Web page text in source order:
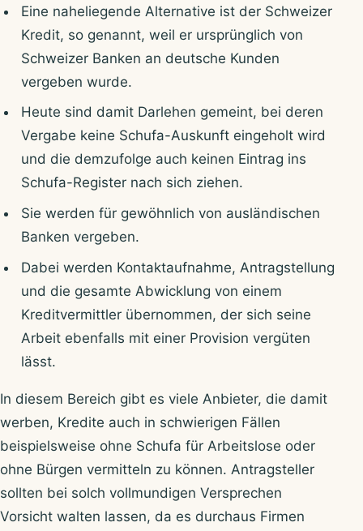
Eine naheliegende Alternative ist der Schweizer
Kredit, so genannt, weil er ursprünglich von
Schweizer Banken an deutsche Kunden
vergeben wurde.
Heute sind damit Darlehen gemeint, bei deren
Vergabe keine Schufa-Auskunft eingeholt wird
und die demzufolge auch keinen Eintrag ins
Schufa-Register nach sich ziehen.
Sie werden für gewöhnlich von ausländischen
Banken vergeben.
Dabei werden Kontaktaufnahme, Antragstellung
und die gesamte Abwicklung von einem
Kreditvermittler übernommen, der sich seine
Arbeit ebenfalls mit einer Provision vergüten
lässt.
In diesem Bereich gibt es viele Anbieter, die damit
werben, Kredite auch in schwierigen Fällen
beispielsweise ohne Schufa für Arbeitslose oder
ohne Bürgen vermitteln zu können. Antragsteller
sollten bei solch vollmundigen Versprechen
Vorsicht walten lassen, da es durchaus Firmen